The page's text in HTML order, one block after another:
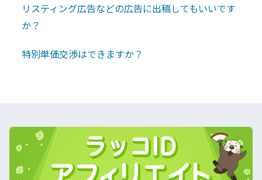
リスティング広告などの広告に出稿してもいいです
か？
特別単価交渉はできますか？